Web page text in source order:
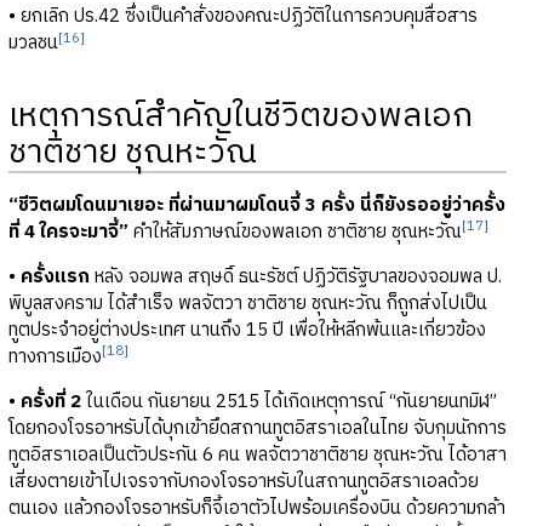
• ยกเลิก ปร.42 ซึ่งเป็นคำสั่งของคณะปฏิวัติในการควบคุมสื่อสาร
มวลชน[16]
เหตุการณ์สำคัญในชีวิตของพลเอก
ชาติชาย ชุณหะวัณ
“ชีวิตผมโดนมาเยอะ ที่ผ่านมาผมโดนจี้ 3 ครั้ง นี่ก็ยังรออยู่ว่าครั้ง
ที่ 4 ใครจะมาจี้” คำให้สัมภาษณ์ของพลเอก ชาติชาย ชุณหะวัณ[17]
• ครั้งแรก หลัง จอมพล สฤษดิ์ ธนะรัชต์ ปฏิวัติรัฐบาลของจอมพล ป.
พิบูลสงคราม ได้สำเร็จ พลจัตวา ชาติชาย ชุณหะวัณ ก็ถูกส่งไปเป็น
ทูตประจำอยู่ต่างประเทศ นานถึง 15 ปี เพื่อให้หลีกพ้นและเกี่ยวข้อง
ทางการเมือง[18]
• ครั้งที่ 2ในเดือน กันยายน 2515 ได้เกิดเหตุการณ์ “กันยายนทมิฬ”
โดยกองโจรอาหรับได้บุกเข้ายึดสถานทูตอิสราเอลในไทย จับกุมนักการ
ทูตอิสราเอลเป็นตัวประกัน 6 คน พลจัตวาชาติชาย ชุณหะวัณ ได้อาสา
เสี่ยงตายเข้าไปเจรจากับกองโจรอาหรับในสถานทูตอิสราเอลด้วย
ตนเอง แล้วกองโจรอาหรับก็จี้เอาตัวไปพร้อมเครื่องบิน ด้วยความกล้า